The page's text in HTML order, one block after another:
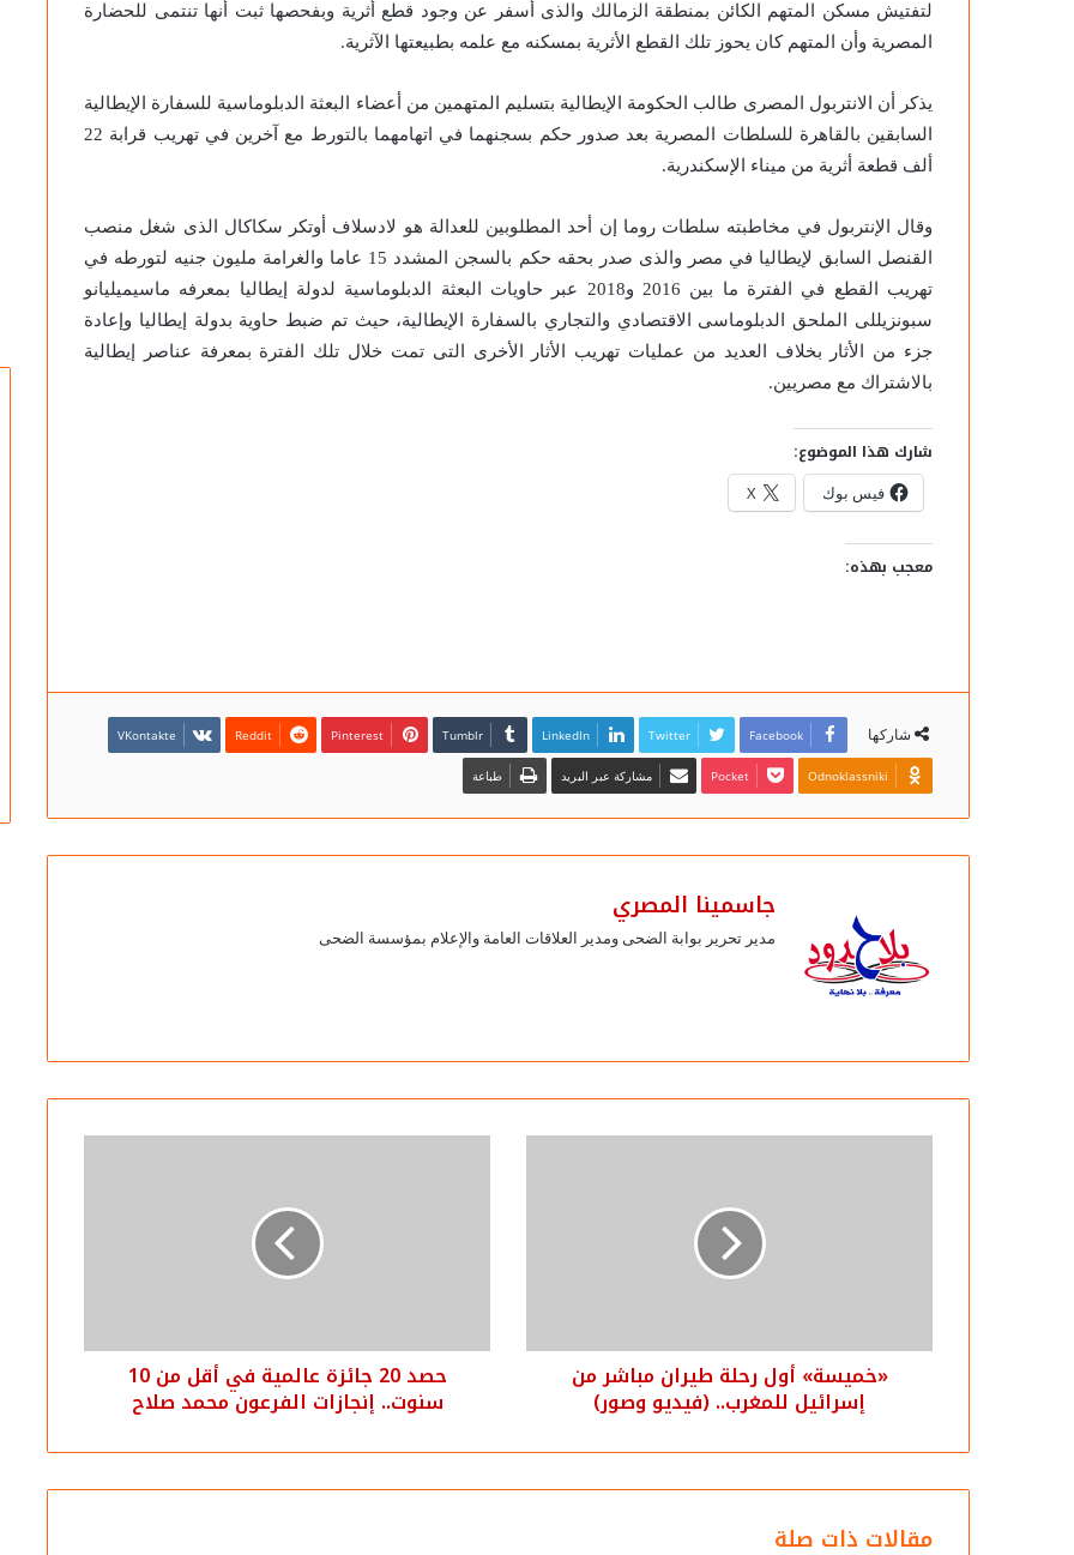
لتفتيش مسكن المتهم الكائن بمنطقة الزمالك والذى أسفر عن وجود قطع أثرية وبفحصها ثبت أنها تنتمى للحضارة
المصرية وأن المتهم كان يحوز تلك القطع الأثرية بمسكنه مع علمه بطبيعتها الآثرية.
يذكر أن الانتربول المصرى طالب الحكومة الإيطالية بتسليم المتهمين من أعضاء البعثة الدبلوماسية للسفارة الإيطالية
السابقين بالقاهرة للسلطات المصرية بعد صدور حكم بسجنهما في اتهامهما بالتورط مع آخرين في تهريب قرابة 22
ألف قطعة أثرية من ميناء الإسكندرية.
وقال الإنتربول في مخاطبته سلطات روما إن أحد المطلوبين للعدالة هو لادسلاف أوتكر سكاكال الذى شغل منصب
القنصل السابق لإيطاليا في مصر والذى صدر بحقه حكم بالسجن المشدد 15 عاما والغرامة مليون جنيه لتورطه في
تهريب القطع في الفترة ما بين 2016 و2018 عبر حاويات البعثة الدبلوماسية لدولة إيطاليا بمعرفه ماسيميليانو
سبونزيللى الملحق الدبلوماسى الاقتصادي والتجاري بالسفارة الإيطالية، حيث تم ضبط حاوية بدولة إيطاليا وإعادة
جزء من الأثار بخلاف العديد من عمليات تهريب الأثار الأخرى التى تمت خلال تلك الفترة بمعرفة عناصر إيطالية
بالاشتراك مع مصريين.
شارك هذا الموضوع:
فيس بوك X
معجب بهذه:
شاركها Facebook
Twitter
LinkedIn
Pinterest
Odnoklassniki
Pocket مشاركة عبر البريد طباعة
جاسمينا المصري
مدير تحرير بوابة الضحى ومدير العلاقات العامة والإعلام بمؤسسة الضحى
«خميسة» أول رحلة طيران مباشر من
إسرائيل للمغرب.. (فيديو وصور)
حصد 20 جائزة عالمية في أقل من 10
سنوت.. إنجازات الفرعون محمد صلاح
مقالات ذات صلة